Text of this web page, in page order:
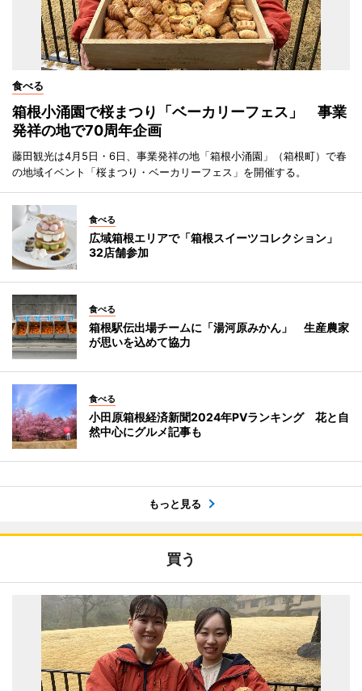
食べる
箱根小涌園で桜まつり「ベーカリーフェス」 事業
発祥の地で70周年企画
藤田観光は4月5日・6日、事業発祥の地「箱根小涌園」（箱根町）で春
の地域イベント「桜まつり・ベーカリーフェス」を開催する。
食べる
広域箱根エリアで「箱根スイーツコレクション」
32店舗参加
食べる
箱根駅伝出場チームに「湯河原みかん」 生産農家
が思いを込めて協力
食べる
小田原箱根経済新聞2024年PVランキング 花と自
然中心にグルメ記事も
もっと見る
買う